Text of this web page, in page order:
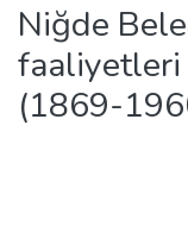
Analyze
Request/Question
Niğde
faaliyetleri
(1869-